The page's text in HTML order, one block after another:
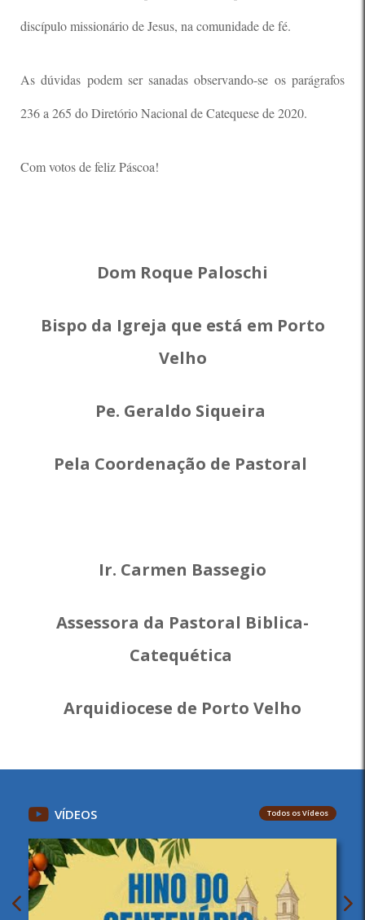
discípulo missionário de Jesus, na comunidade de fé.
As dúvidas podem ser sanadas observando-se os parágrafos
236 a 265 do Diretório Nacional de Catequese de 2020.
Com votos de feliz Páscoa!
Dom Roque Paloschi
Bispo da Igreja que está em Porto
Velho
Pe. Geraldo Siqueira
Pela Coordenação de Pastoral
Ir. Carmen Bassegio
Assessora da Pastoral Biblica-
Catequética
Arquidiocese de Porto Velho
VÍDEOS Todos os Vídeos